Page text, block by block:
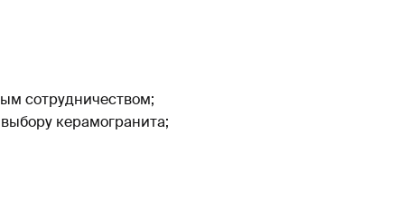
сотрудничеством;
керамогранита;